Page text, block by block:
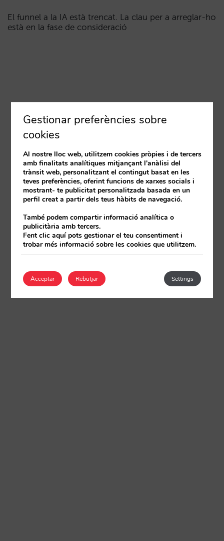
El funnel a la IA està trencat. La clau per a arreglar-ho
està en la fase de consideració
Gestionar preferències sobre
cookies
Al nostre lloc web, utilitzem cookies pròpies i de tercers
amb finalitats analítiques mitjançant l'anàlisi del
trànsit web, personalitzant el contingut basat en les
teves preferències, oferint funcions de xarxes socials i
mostrant- te publicitat personalitzada basada en un
perfil creat a partir dels teus hàbits de navegació.
També podem compartir informació analítica o
publicitària amb tercers.
Fent clic aquí pots gestionar el teu consentiment i
trobar més informació sobre les cookies que utilitzem.
Acceptar Settings
Rebutjar